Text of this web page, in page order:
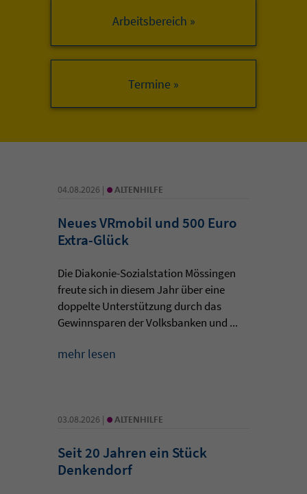
Arbeitsbereich »
04.08.2026 | • ALTENHILFE
Neues VRmobil und 500 Euro
Extra-Glück
Die Diakonie-Sozialstation Mössingen
freute sich in diesem Jahr über eine
doppelte Unterstützung durch das
Gewinnsparen der Volksbanken und ...
mehr lesen
03.08.2026 | • ALTENHILFE
Seit 20 Jahren ein Stück
Denkendorf